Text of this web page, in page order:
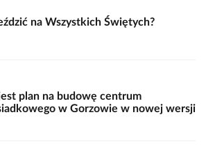
na Wszystkich Świętych?
plan na budowę centrum
w Gorzowie w nowej wersji